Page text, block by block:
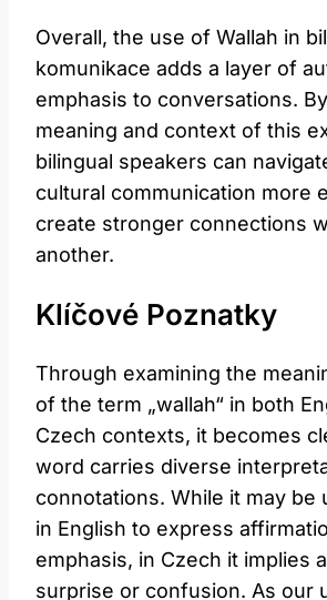
Overall, the use of Wallah in
komunikace adds a layer of
emphasis to conversations.
meaning and context of this
bilingual speakers can
cultural communication more
create stronger connections
another.
Klíčové Poznatky
Through examining the
of the term „wallah“ in both
Czech contexts, it becomes
word carries diverse
connotations. While it may be
in English to express
emphasis, in Czech it implies
surprise or confusion. As our